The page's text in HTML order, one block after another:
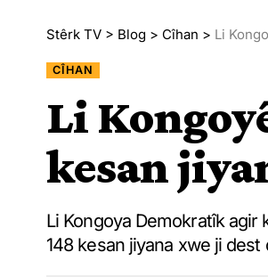
Stêrk TV > Blog > Cîhan > Li
CÎHAN
Li
kesan
Li Kongoya Demokratîk
148 kesan jiyana xwe ji